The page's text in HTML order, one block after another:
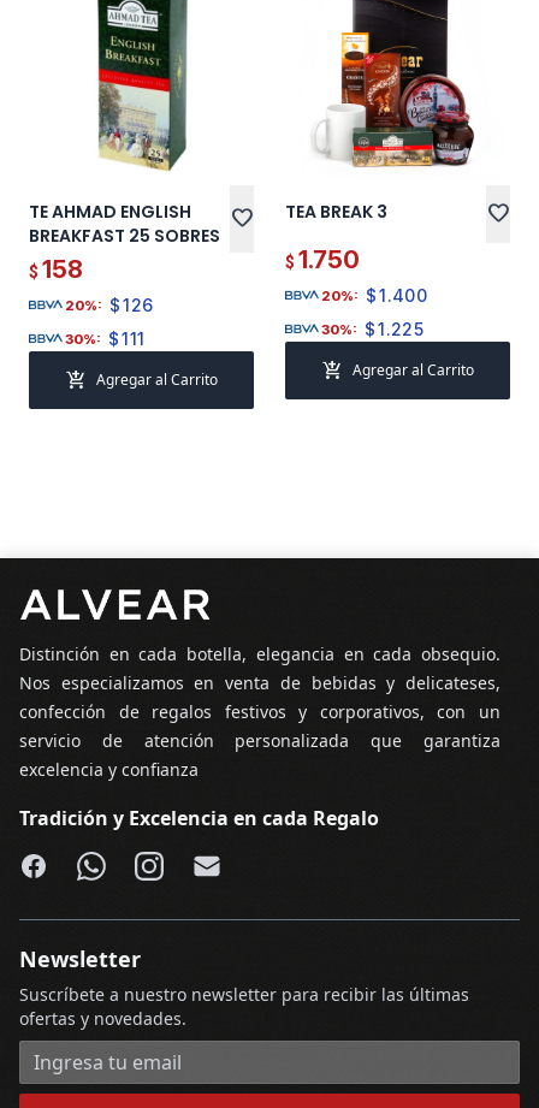
TE AHMAD ENGLISH
BREAKFAST 25 SOBRES
favorite
$ 158
20%: $126
30%: $111
add_shopping_cart Agregar al Carrito
TEA BREAK 3 favorite
$ 1.750
20%: $1.400
30%: $1.225
add_shopping_cart Agregar al Carrito
Distinción en cada botella, elegancia en cada obsequio.
Nos especializamos en venta de bebidas y delicateses,
confección de regalos festivos y corporativos, con un
servicio de atención personalizada que garantiza
excelencia y confianza
Tradición y Excelencia en cada Regalo
Facebook
WhatsApp
Instagram
Email
Newsletter
Suscríbete a nuestro newsletter para recibir las últimas
ofertas y novedades.
Dirección de correo electrónico